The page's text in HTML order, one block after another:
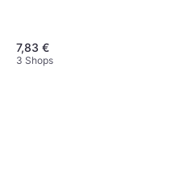
7,83 €
3 Shops